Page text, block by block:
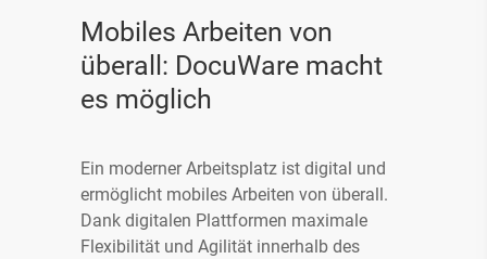
Fordern Sie jetzt Ihr E-Book
an!
Steigen Sie jetzt ein in die Welt
Rechnungsverarbeitung
Mobiles Arbeiten von
überall: DocuWare macht
es möglich
Ein moderner Arbeitsplatz ist digital und
ermöglicht mobiles Arbeiten von überall.
Dank digitalen Plattformen maximale
Flexibilität und Agilität innerhalb des